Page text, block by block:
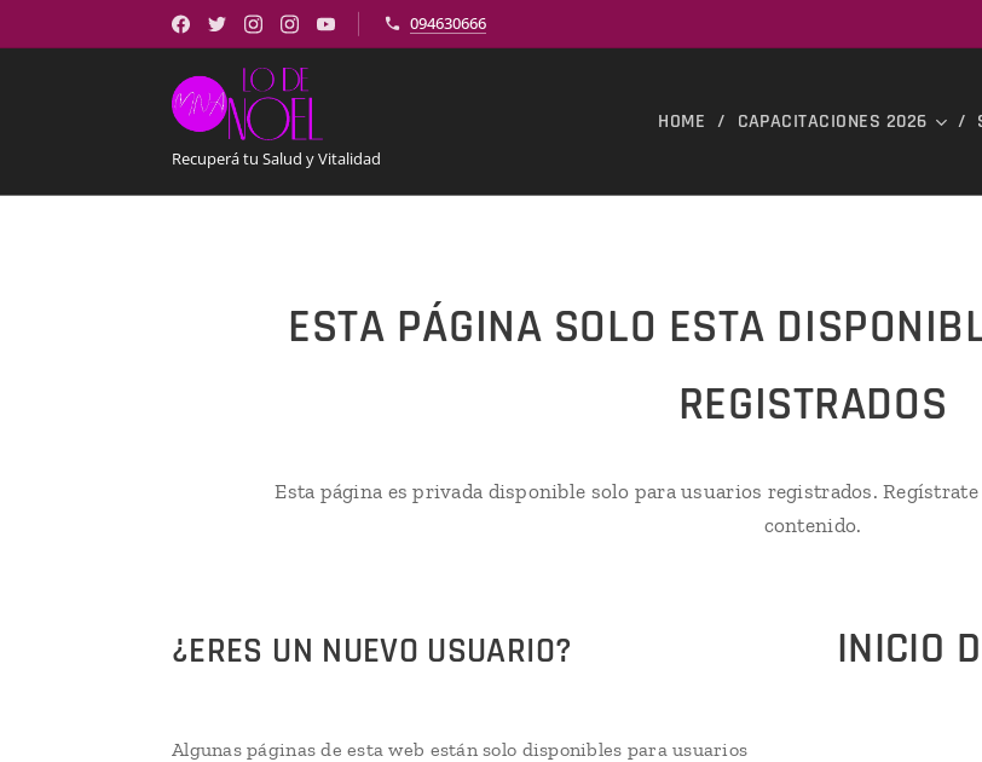
094630666
Recuperá tu Salud y Vitalidad
HOME CAPACITACIONES 2026
ESTA PÁGINA SOLO ESTA
REGISTRADOS
Esta página es privada disponible solo para usuarios registrados.
contenido.
¿ERES UN NUEVO USUARIO?
Algunas páginas de esta web están solo disponibles para usuarios
INICIO